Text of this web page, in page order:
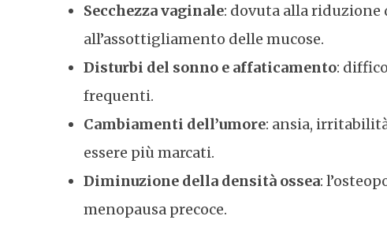
Secchezza vaginale: dovuta alla
all’assottigliamento delle mucose.
Disturbi del sonno e affaticamento:
frequenti.
Cambiamenti dell’umore: ansia,
essere più marcati.
Diminuzione della densità ossea:
menopausa precoce.